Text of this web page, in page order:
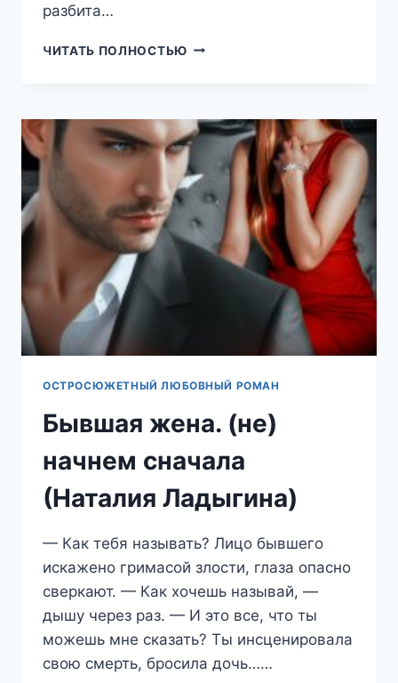
разбита…
ЧИТАТЬ ПОЛНОСТЬЮ РЕВНИВЫЙ,
ЛАДЫГИНА)
ОСТРОСЮЖЕТНЫЙ ЛЮБОВНЫЙ РОМАН
Бывшая жена. (не)
начнем сначала
(Наталия Ладыгина)
— Как тебя называть? Лицо бывшего
искажено гримасой злости, глаза опасно
сверкают. — Как хочешь называй, —
дышу через раз. — И это все, что ты
можешь мне сказать? Ты инсценировала
свою смерть, бросила дочь……